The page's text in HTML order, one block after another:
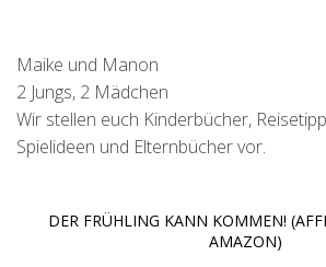
Maike und Manon
2 Jungs, 2 Mädchen
Wir stellen euch Kinderbücher,
Spielideen und Elternbücher vor.
DER FRÜHLING KANN KOMMEN!
AMAZON)